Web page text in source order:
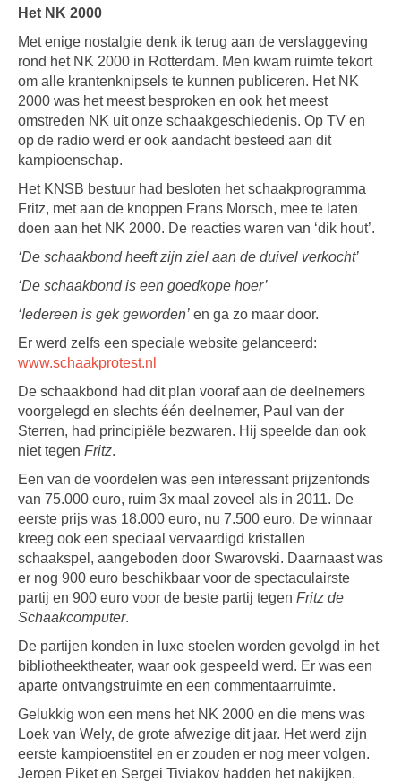
Het NK 2000
Met enige nostalgie denk ik terug aan de verslaggeving
rond het NK 2000 in Rotterdam. Men kwam ruimte tekort
om alle krantenknipsels te kunnen publiceren. Het NK
2000 was het meest besproken en ook het meest
omstreden NK uit onze schaakgeschiedenis. Op TV en
op de radio werd er ook aandacht besteed aan dit
kampioenschap.
Het KNSB bestuur had besloten het schaakprogramma
Fritz, met aan de knoppen Frans Morsch, mee te laten
doen aan het NK 2000. De reacties waren van ‘dik hout’.
‘De schaakbond heeft zijn ziel aan de duivel verkocht’
‘De schaakbond is een goedkope hoer’
‘Iedereen is gek geworden’ en ga zo maar door.
Er werd zelfs een speciale website gelanceerd:
www.schaakprotest.nl
De schaakbond had dit plan vooraf aan de deelnemers
voorgelegd en slechts één deelnemer, Paul van der
Sterren, had principiële bezwaren. Hij speelde dan ook
niet tegen Fritz.
Een van de voordelen was een interessant prijzenfonds
van 75.000 euro, ruim 3x maal zoveel als in 2011. De
eerste prijs was 18.000 euro, nu 7.500 euro. De winnaar
kreeg ook een speciaal vervaardigd kristallen
schaakspel, aangeboden door Swarovski. Daarnaast was
er nog 900 euro beschikbaar voor de spectaculairste
partij en 900 euro voor de beste partij tegen Fritz de
Schaakcomputer.
De partijen konden in luxe stoelen worden gevolgd in het
bibliotheektheater, waar ook gespeeld werd. Er was een
aparte ontvangstruimte en een commentaarruimte.
Gelukkig won een mens het NK 2000 en die mens was
Loek van Wely, de grote afwezige dit jaar. Het werd zijn
eerste kampioenstitel en er zouden er nog meer volgen.
Jeroen Piket en Sergei Tiviakov hadden het nakijken.